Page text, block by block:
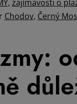
, zajímavosti o
Chodov, Černý